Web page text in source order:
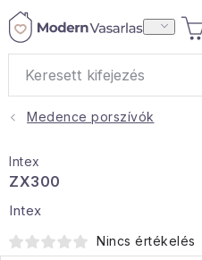
Ugrás
Ajándékok
Otthoni illatok
Medence porszívók
Intex
ZX300
Intex
Nincs értékelés